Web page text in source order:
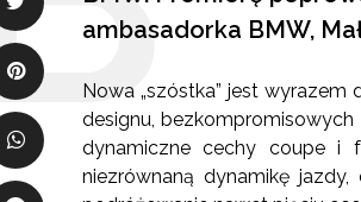
ambasadorka BMW,
Nowa „szóstka” jest wyrazem
designu,
dynamiczne cechy coupe i
niezrównaną dynamikę